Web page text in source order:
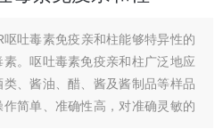
呕吐毒素免疫亲和柱能够特异性的
。呕吐毒素免疫亲和柱广泛地应
、酱油、醋、酱及酱制品等样品
简单、准确性高，对准确灵敏的